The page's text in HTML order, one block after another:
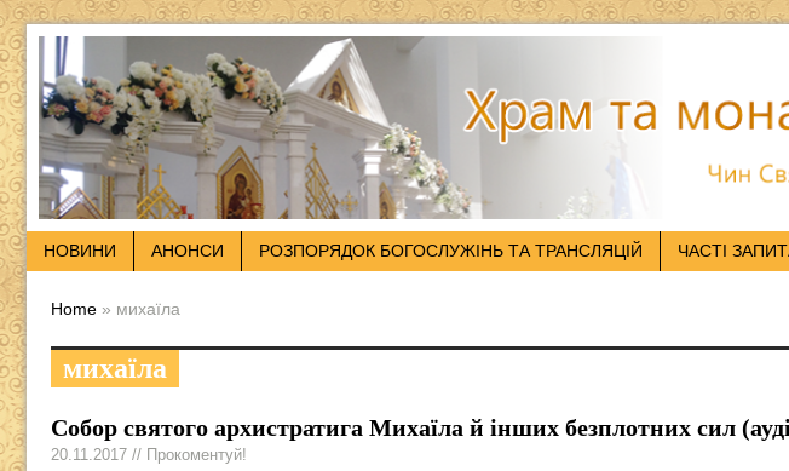
НОВИНИ АНОНСИ РОЗПОРЯДОК БОГОСЛУЖІНЬ ТА ТРАНСЛЯЦІЙ ЧАСТІ
Home » михаїла
михаїла
Собор святого архистратига Михаїла й інших безплотних сил
20.11.2017 // Прокоментуй!